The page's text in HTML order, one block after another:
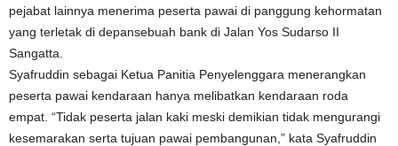
pejabat lainnya menerima peserta pawai di panggung kehormatan
yang terletak di depansebuah bank di Jalan Yos Sudarso II
Sangatta.
Syafruddin sebagai Ketua Panitia Penyelenggara menerangkan
peserta pawai kendaraan hanya melibatkan kendaraan roda
empat. “Tidak peserta jalan kaki meski demikian tidak mengurangi
kesemarakan serta tujuan pawai pembangunan,” kata Syafruddin